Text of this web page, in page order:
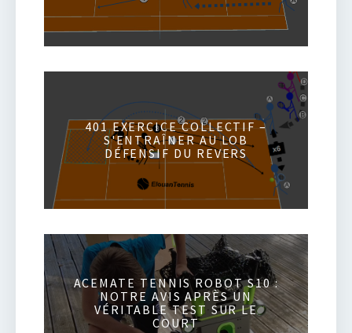
401 EXERCICE COLLECTIF –
S'ENTRAÎNER AU LOB
DÉFENSIF DU REVERS
ACEMATE TENNIS ROBOT S10 :
NOTRE AVIS APRÈS UN
VÉRITABLE TEST SUR LE
COURT